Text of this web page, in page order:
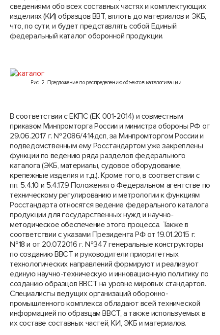
сведениями обо всех составных частях и комплектующих
изделиях (КИ) образцов ВВТ, вплоть до материалов и ЭКБ,
что, по сути, и будет представлять собой Единый
федеральный каталог оборонной продукции.
Рис. 2. Предложение по распределению объектов каталогизации
В соответствии с ЕКПС (ЕК 001-2014) и совместным
приказом Минпромторга России и министра обороны РФ от
29.06.2017 г. №2086/414дсп, за Минпромторгом России и
подведомственным ему Росстандартом уже закреплены
функции по ведению ряда разделов федерального
каталога (ЭКБ, материалы, судовое оборудование,
крепежные изделия и т.д.). Кроме того, в соответствии с
пп. 5.4.10 и 5.4.17.9 Положения о Федеральном агентстве по
техническому регулированию и метрологии к функциям
Росстандарта относятся ведение федерального каталога
продукции для государственных нужд и научно-
методическое обеспечение этого процесса. Также в
соответствии с указами Президента РФ от 19.01.2015 г.
№18 и от 20.07.2016 г. №347 генеральные конструкторы
по созданию ВВСТ и руководители приоритетных
технологических направлений формируют и реализуют
единую научно-техническую и инновационную политику по
созданию образцов ВВСТ на уровне мировых стандартов.
Специалисты ведущих организаций оборонно-
промышленного комплекса обладают всей технической
информацией по образцам ВВСТ, а также используемых в
их составе составных частей, КИ, ЭКБ и материалов.